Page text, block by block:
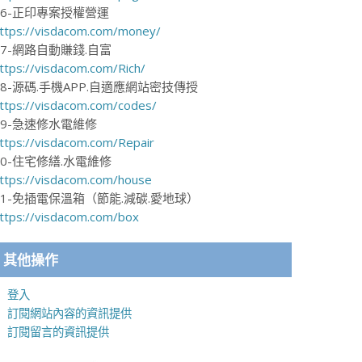
正印專案授權營運
visdacom.com/money/
網路自動賺錢.自富
visdacom.com/Rich/
源碼.手機APP.自適應網站密技傳授
visdacom.com/codes/
急速修水電維修
visdacom.com/Repair
住宅修繕.水電維修
visdacom.com/house
免插電保溫箱（節能.減碳.愛地球）
visdacom.com/box
其他操作
登入
訂閱網站內容的資訊提供
訂閱留言的資訊提供